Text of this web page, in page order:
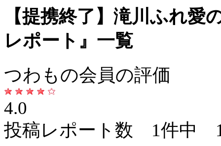
【提携終了】滝川ふれ
レポート』一覧
つわもの会員の評価
4.0
投稿レポート数 1件中